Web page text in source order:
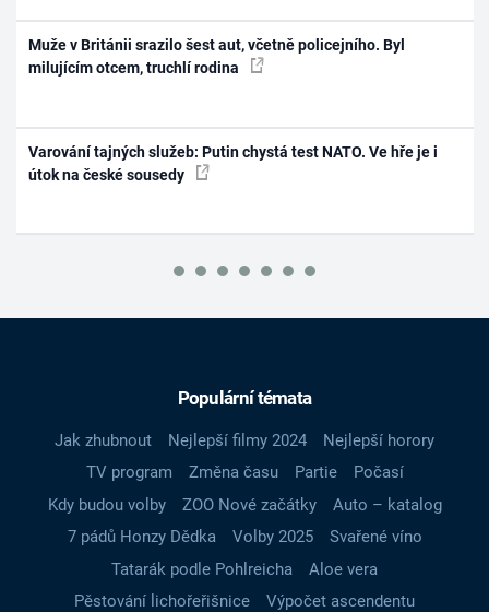
Muže v Británii srazilo šest aut, včetně policejního. Byl
milujícím otcem, truchlí rodina
Varování tajných služeb: Putin chystá test NATO. Ve hře je i
útok na české sousedy
Populární témata
Jak zhubnout Nejlepší filmy 2024
Nejlepší horory
TV program
Změna času Partie
Počasí
Kdy budou volby
ZOO Nové začátky
Auto – katalog
7 pádů Honzy Dědka
Volby 2025
Svařené víno
Tatarák podle Pohlreicha
Aloe vera
Pěstování lichořeřišnice
Výpočet ascendentu